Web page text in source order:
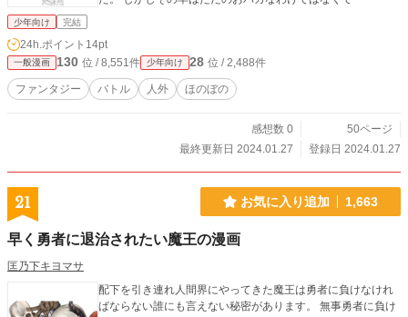
少年向け 完結
24h.ポイント 14pt
一般漫画 130 位 / 8,551件 少年向け 28 位 / 2,488件
ファンタジー バトル 人外 ほのぼの
感想数 0
50ページ
最終更新日 2024.01.27
登録日 2024.01.27
21 お気に入り追加 1,663
早く勇者に退治されたい魔王の漫画
匡乃下キヨマサ
配下を引き連れ人間界にやってきた魔王は勇者に負けなけれ
ばならない誰にも言えない秘密があります。 無事勇者に負け